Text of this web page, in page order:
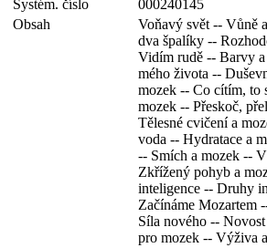
Systém. číslo
000240145
Obsah
Voňavý svět -- Vůně
dva špalíky --
Vidím rudě -- Barvy
mého života --
mozek -- Co cítím, to
mozek -- Přeskoč,
Tělesné cvičení a
voda -- Hydratace a
-- Smích a mozek --
Zkřížený pohyb a
inteligence -- Druhy
Začínáme Mozartem
Síla nového --
pro mozek -- Výživa